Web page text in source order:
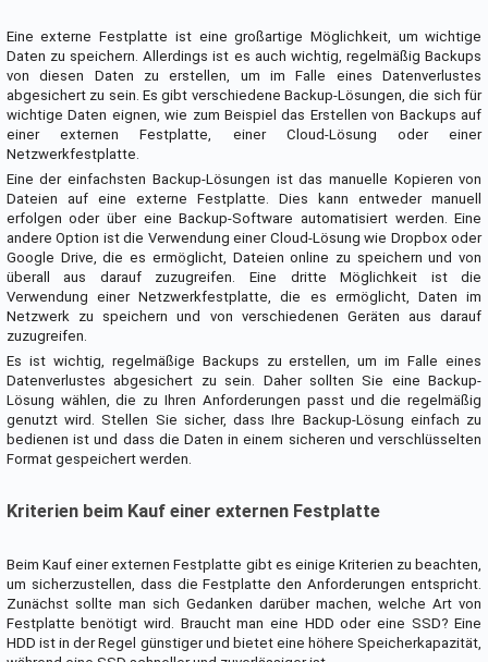
Eine externe Festplatte ist eine großartige Möglichkeit, um wichtige
Daten zu speichern. Allerdings ist es auch wichtig, regelmäßig Backups
von diesen Daten zu erstellen, um im Falle eines Datenverlustes
abgesichert zu sein. Es gibt verschiedene Backup-Lösungen, die sich für
wichtige Daten eignen, wie zum Beispiel das Erstellen von Backups auf
einer externen Festplatte, einer Cloud-Lösung oder einer
Netzwerkfestplatte.
Eine der einfachsten Backup-Lösungen ist das manuelle Kopieren von
Dateien auf eine externe Festplatte. Dies kann entweder manuell
erfolgen oder über eine Backup-Software automatisiert werden. Eine
andere Option ist die Verwendung einer Cloud-Lösung wie Dropbox oder
Google Drive, die es ermöglicht, Dateien online zu speichern und von
überall aus darauf zuzugreifen. Eine dritte Möglichkeit ist die
Verwendung einer Netzwerkfestplatte, die es ermöglicht, Daten im
Netzwerk zu speichern und von verschiedenen Geräten aus darauf
zuzugreifen.
Es ist wichtig, regelmäßige Backups zu erstellen, um im Falle eines
Datenverlustes abgesichert zu sein. Daher sollten Sie eine Backup-
Lösung wählen, die zu Ihren Anforderungen passt und die regelmäßig
genutzt wird. Stellen Sie sicher, dass Ihre Backup-Lösung einfach zu
bedienen ist und dass die Daten in einem sicheren und verschlüsselten
Format gespeichert werden.
Kriterien beim Kauf einer externen Festplatte
Beim Kauf einer externen Festplatte gibt es einige Kriterien zu beachten,
um sicherzustellen, dass die Festplatte den Anforderungen entspricht.
Zunächst sollte man sich Gedanken darüber machen, welche Art von
Festplatte benötigt wird. Braucht man eine HDD oder eine SSD? Eine
HDD ist in der Regel günstiger und bietet eine höhere Speicherkapazität,